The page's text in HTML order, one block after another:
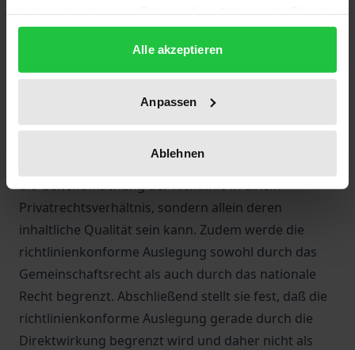
gesammelt haben.
Alle akzeptieren
Anpassen
Ablehnen
Privatrechtsverhältnissen geben. Die Verpflichtung
zur richtlinienkonformen Auslegung wird als
Ausgleich angesehen.
Die Autorin stellt die Argumentation des
entscheidend für die Frage der Direktwirkung nicht
die Geltendmachung der Richtlinie in einem
Privatrechtsverhältnis, sondern allein deren
inhaltliche Qualität sein kann. Zudem werde die
richtlinienkonforme Auslegung sowohl durch das
Gemeinschaftsrecht als auch durch das nationale
Recht begrenzt. Abschließend stellt sie fest, daß die
richtlinienkonforme Auslegung gerade durch die
Direktwirkung begrenzt wird und daher nicht als